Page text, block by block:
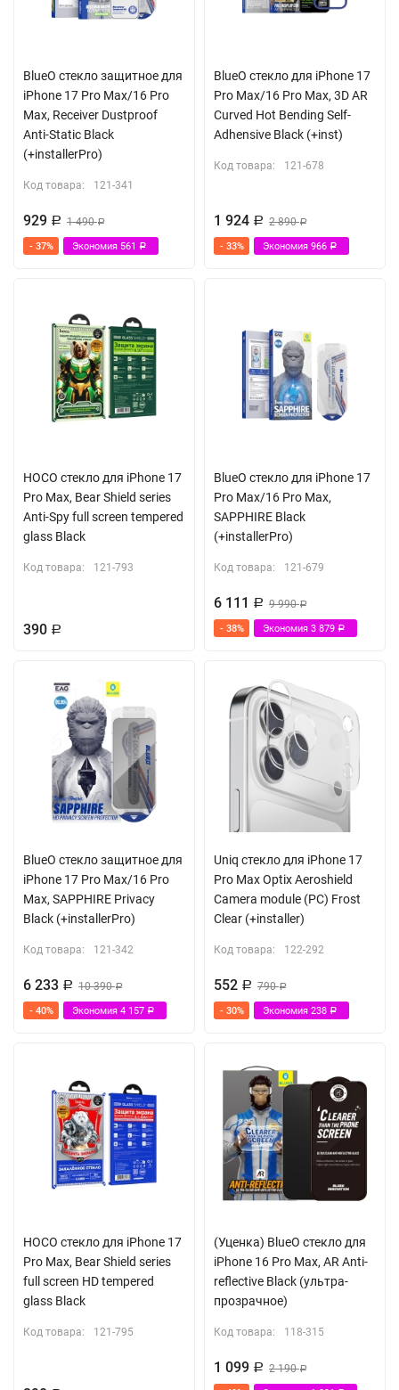
BlueO стекло защитное для
iPhone 17 Pro Max/16 Pro
Max, Receiver Dustproof
Anti-Static Black
(+installerPro)
Код товара: 121-341
929 Р 1 490Р
- 37% Экономия 561 Р
BlueO стекло для iPhone 17
Pro Max/16 Pro Max, 3D AR
Curved Hot Bending Self-
Adhensive Black (+inst)
Код товара: 121-678
1 924 Р 2 890Р
- 33% Экономия 966 Р
HOCO стекло для iPhone 17
Pro Max, Bear Shield series
Anti-Spy full screen tempered
glass Black
Код товара: 121-793
390 Р
BlueO стекло для iPhone 17
Pro Max/16 Pro Max,
SAPPHIRE Black
(+installerPro)
Код товара: 121-679
6 111 Р 9 990Р
- 38% Экономия 3 879 Р
BlueO стекло защитное для
iPhone 17 Pro Max/16 Pro
Max, SAPPHIRE Privacy
Black (+installerPro)
Код товара: 121-342
6 233 Р 10 390Р
- 40% Экономия 4 157 Р
Uniq стекло для iPhone 17
Pro Max Optix Aeroshield
Camera module (PC) Frost
Clear (+installer)
Код товара: 122-292
552 Р 790Р
- 30% Экономия 238 Р
HOCO стекло для iPhone 17
Pro Max, Bear Shield series
full screen HD tempered
glass Black
Код товара: 121-795
(Уценка) BlueO стекло для
iPhone 16 Pro Max, AR Anti-
reflective Black (ультра-
прозрачное)
Код товара: 118-315
1 099 Р 2 190Р